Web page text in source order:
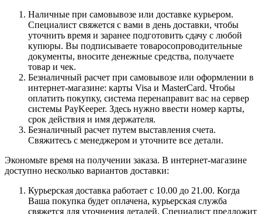
Наличные при самовывозе или доставке курьером.
Специалист свяжется с вами в день доставки, чтобы
уточнить время и заранее подготовить сдачу с любой
купюры. Вы подписываете товаросопроводительные
документы, вносите денежные средства, получаете
товар и чек.
Безналичный расчет при самовывозе или оформлении в
интернет-магазине: карты Visa и MasterCard. Чтобы
оплатить покупку, система перенаправит вас на сервер
системы PayKeeper. Здесь нужно ввести номер карты,
срок действия и имя держателя.
Безналичный расчет путем выставления счета.
Свяжитесь с менеджером и уточните все детали.
Экономьте время на получении заказа. В интернет-магазине
доступно несколько вариантов доставки:
Курьерская доставка работает с 10.00 до 21.00. Когда
Ваша покупка будет оплачена, курьерская служба
свяжется для уточнения деталей. Специалист предложит